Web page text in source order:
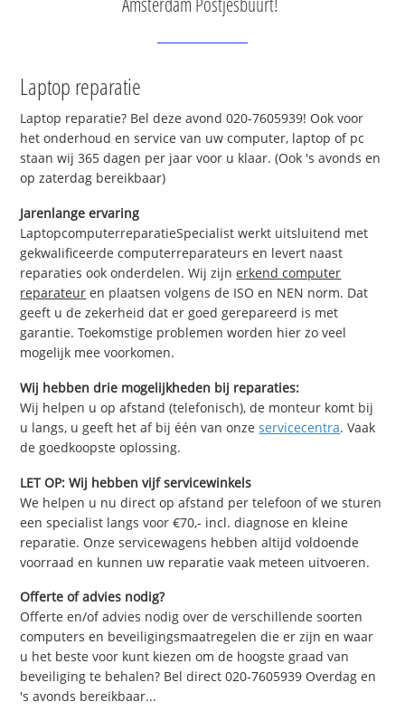
Laptop reparatie
Laptop reparatie? Bel deze avond 020-7605939! Ook voor
het onderhoud en service van uw computer, laptop of pc
staan wij 365 dagen per jaar voor u klaar. (Ook 's avonds en
op zaterdag bereikbaar)
Jarenlange ervaring
LaptopcomputerreparatieSpecialist werkt uitsluitend met
gekwalificeerde computerreparateurs en levert naast
reparaties ook onderdelen. Wij zijnerkend computer
reparateur en plaatsen volgens de ISO en NEN norm. Dat
geeft u de zekerheid dat er goed gerepareerd is met
garantie. Toekomstige problemen worden hier zo veel
mogelijk mee voorkomen.
Wij hebben drie mogelijkheden bij reparaties:
Wij helpen u op afstand (telefonisch), de monteur komt bij
u langs, u geeft het af bij één van onzeservicecentra. Vaak
de goedkoopste oplossing.
LET OP: Wij hebben vijf servicewinkels
We helpen u nu direct op afstand per telefoon of we sturen
een specialist langs voor €70,- incl. diagnose en kleine
reparatie. Onze servicewagens hebben altijd voldoende
voorraad en kunnen uw reparatie vaak meteen uitvoeren.
Offerte of advies nodig?
Offerte en/of advies nodig over de verschillende soorten
computers en beveiligingsmaatregelen die er zijn en waar
u het beste voor kunt kiezen om de hoogste graad van
beveiliging te behalen? Bel direct 020-7605939 Overdag en
's avonds bereikbaar...